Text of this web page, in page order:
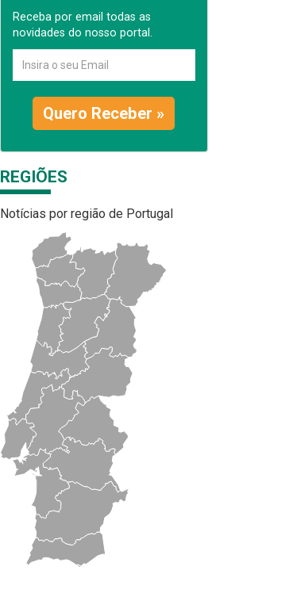
Receba por email todas as
novidades do nosso portal.
Quero Receber »
REGIÕES
Notícias por região de Portugal